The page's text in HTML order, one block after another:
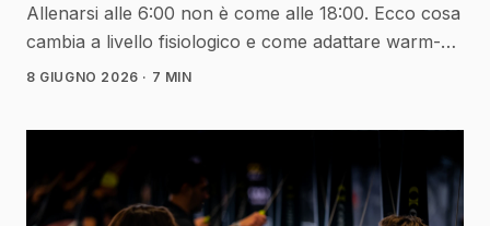
Allenarsi alle 6:00 non è come alle 18:00. Ecco cosa
cambia a livello fisiologico e come adattare warm-
up, timing caffeina e aspettative di carico.
8 GIUGNO 2026 · 7 MIN